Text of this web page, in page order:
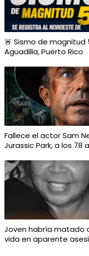
🚨 Sismo de
Aguadilla, Puerto Rico
Fallece el actor Sam
Jurassic Park, a los 78
Joven habría matado
vida en aparente